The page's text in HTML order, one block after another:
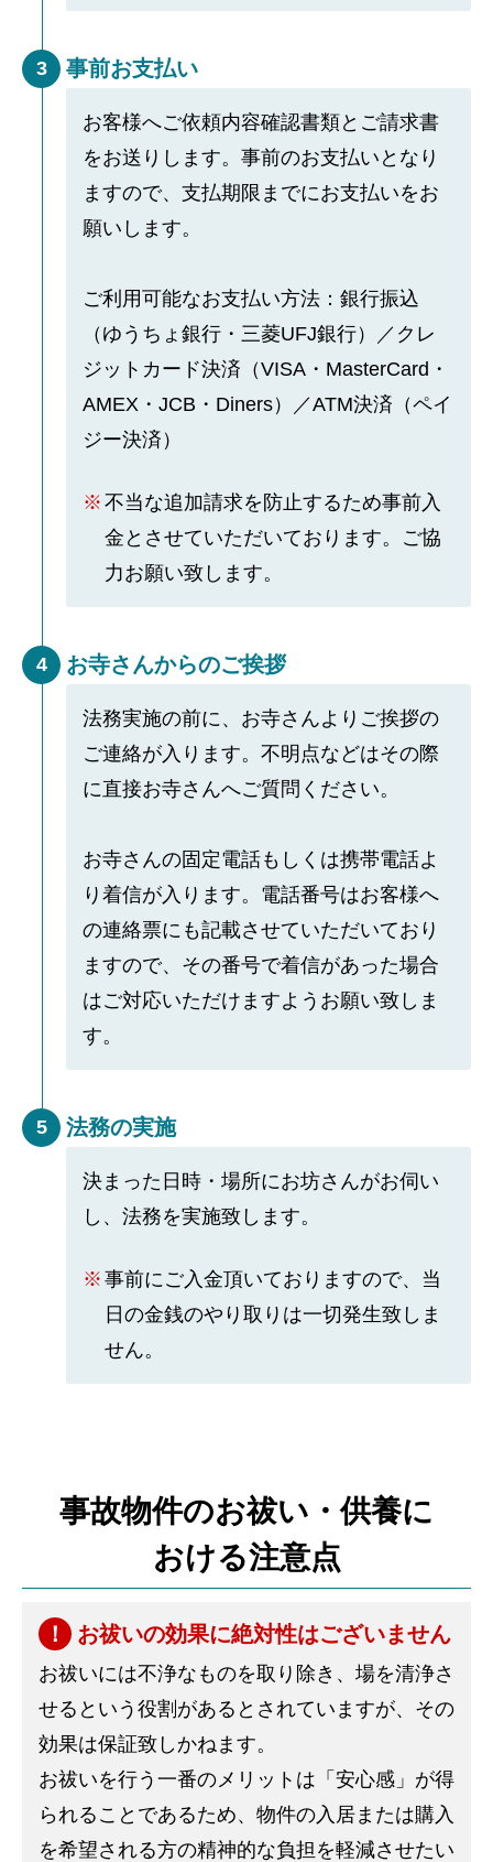
3 事前お支払い
お客様へご依頼内容確認書類とご請求書
をお送りします。事前のお支払いとなり
ますので、支払期限までにお支払いをお
願いします。
ご利用可能なお支払い方法：銀行振込
（ゆうちょ銀行・三菱UFJ銀行）／クレ
ジットカード決済（VISA・MasterCard・
AMEX・JCB・Diners）／ATM決済（ペイ
ジー決済）
不当な追加請求を防止するため事前入
金とさせていただいております。ご協
力お願い致します。
4 お寺さんからのご挨拶
法務実施の前に、お寺さんよりご挨拶の
ご連絡が入ります。不明点などはその際
に直接お寺さんへご質問ください。
お寺さんの固定電話もしくは携帯電話よ
り着信が入ります。電話番号はお客様へ
の連絡票にも記載させていただいており
ますので、その番号で着信があった場合
はご対応いただけますようお願い致しま
す。
5 法務の実施
決まった日時・場所にお坊さんがお伺い
し、法務を実施致します。
事前にご入金頂いておりますので、当
日の金銭のやり取りは一切発生致しま
せん。
事故物件のお祓い・供養に
おける注意点
お祓いの効果に絶対性はございません
お祓いには不浄なものを取り除き、場を清浄さ
せるという役割があるとされていますが、その
効果は保証致しかねます。
お祓いを行う一番のメリットは「安心感」が得
られることであるため、物件の入居または購入
を希望される方の精神的な負担を軽減させたい